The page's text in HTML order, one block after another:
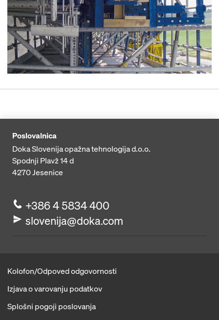
Poslovalnica
Doka Slovenija opažna tehnologija d.o.o.
Spodnji Plavž 14 d
4270Jesenice
+386 4 5834 400
slovenija@doka.com
Kolofon/Odpoved odgovornosti
Izjava o varovanju podatkov
Splošni pogoji poslovanja